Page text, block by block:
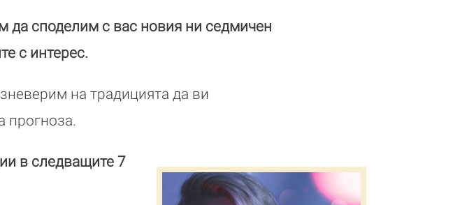
да споделим с вас новия ни седмичен
с интерес.
на традицията да ви
прогноза.
в следващите 7